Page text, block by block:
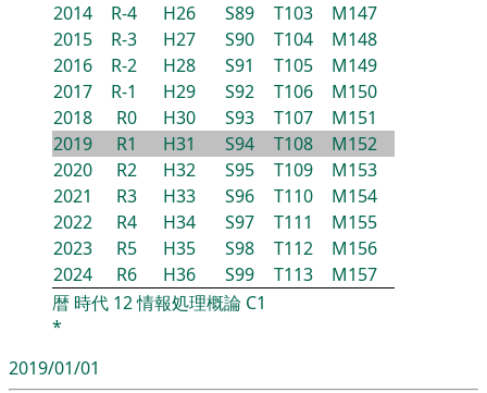
2014
R-4 H26 S89 T103
M147
2015
R-3 H27 S90 T104
M148
2016
R-2 H28 S91 T105
M149
2017
R-1 H29 S92 T106
M150
2018
R0 H30 S93 T107
M151
2019
R1 H31 S94 T108
M152
2020
R2 H32 S95 T109
M153
2021
R3 H33 S96 T110
M154
2022
R4 H34 S97 T111
M155
2023
R5 H35 S98 T112
M156
2024
R6 H36 S99 T113
M157
暦 時代 12情報処理概論 C1
*
2019/01/01